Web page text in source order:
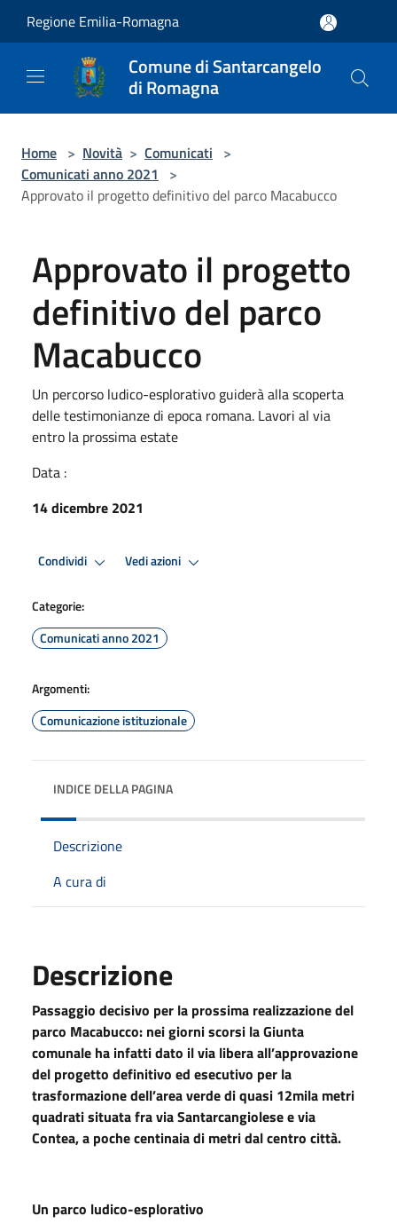
Regione Emilia-Romagna
Comune di Santarcangelo
di Romagna
Home > Novità > Comunicati >
Comunicati anno 2021
>
Approvato il progetto definitivo del parco Macabucco
Approvato il progetto
definitivo del parco
Macabucco
Un percorso ludico-esplorativo guiderà alla scoperta
delle testimonianze di epoca romana. Lavori al via
entro la prossima estate
Data :
14 dicembre 2021
Condividi Vedi azioni
Categorie:
Comunicati anno 2021
Argomenti:
Comunicazione istituzionale
INDICE DELLA PAGINA
Descrizione
A cura di
Descrizione
Passaggio decisivo per la prossima realizzazione del
parco Macabucco: nei giorni scorsi la Giunta
comunale ha infatti dato il via libera all’approvazione
del progetto definitivo ed esecutivo per la
trasformazione dell’area verde di quasi 12mila metri
quadrati situata fra via Santarcangiolese e via
Contea, a poche centinaia di metri dal centro città.
Un parco ludico-esplorativo